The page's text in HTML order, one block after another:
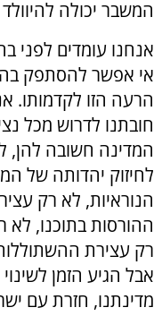
המשבר יכולה
אנחנו עומדים לפני
אי אפשר להסתפק
הרעה הזו לקדמותו.
חובתנו לדרוש מכל
המדינה חשובה להן,
לחיזוק יהדותה של
הנוראיות, לא רק
ההורסות בתוכנו,
רק עצירת
אבל הגיע הזמן
מדינתנו, חזרת עם